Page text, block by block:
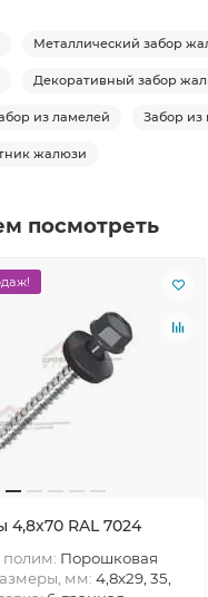
Металлический забор
Декоративный забор
из ламелей Забор из
жалюзи
посмотреть
4,8х70 RAL 7024
полим: Порошковая
мм: 4,8х29, 35,